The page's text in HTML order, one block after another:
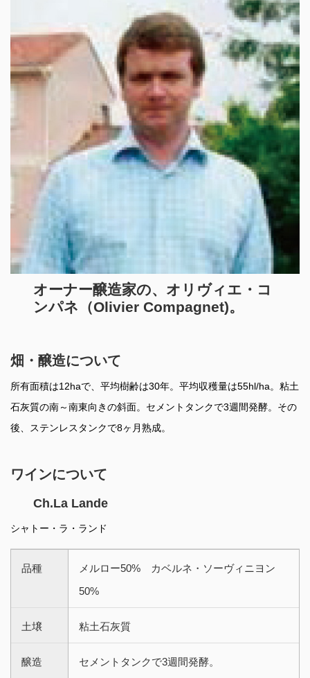
オーナー醸造家の、オリヴィエ・コ
ンパネ（Olivier Compagnet)。
畑・醸造について
所有面積は12haで、平均樹齢は30年。平均収穫量は55hl/ha。粘土
石灰質の南～南東向きの斜面。セメントタンクで3週間発酵。その
後、ステンレスタンクで8ヶ月熟成。
ワインについて
Ch.La Lande
シャトー・ラ・ランド
品種
メルロー50% カベルネ・ソーヴィニヨン
50%
土壌 粘土石灰質
醸造
セメントタンクで3週間発酵。